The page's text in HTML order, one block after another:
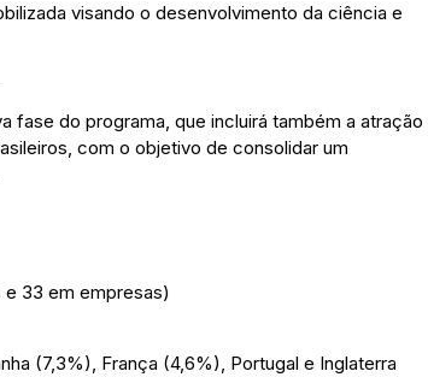
visando o desenvolvimento da ciência e
fase do programa, que incluirá também a atração
com o objetivo de consolidar um
33 em empresas)
(7,3%), França (4,6%), Portugal e Inglaterra